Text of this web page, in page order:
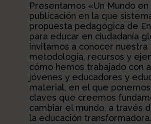
Presentamos «Un Mundo en
publicación en la que
propuesta pedagógica de
para educar en ciudadanía
invitamos a conocer nuestra
metodología, recursos y
cómo hemos trabajado con
jóvenes y educadores y
material, en el que
claves que creemos
cambiar el mundo, a través
la educación transformadora.